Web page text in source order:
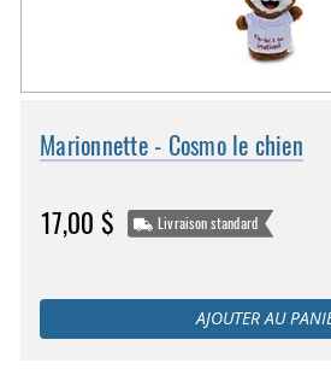
Marionnette - Cosmo le chien
17,00 $ Livraison standard
AJOUTER AU